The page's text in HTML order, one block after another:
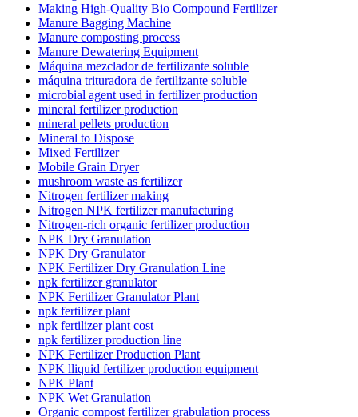
Making High-Quality Bio Compound Fertilizer
Manure Bagging Machine
Manure composting process
Manure Dewatering Equipment
Máquina mezclador de fertilizante soluble
máquina trituradora de fertilizante soluble
microbial agent used in fertilizer production
mineral fertilizer production
mineral pellets production
Mineral to Dispose
Mixed Fertilizer
Mobile Grain Dryer
mushroom waste as fertilizer
Nitrogen fertilizer making
Nitrogen NPK fertilizer manufacturing
Nitrogen-rich organic fertilizer production
NPK Dry Granulation
NPK Dry Granulator
NPK Fertilizer Dry Granulation Line
npk fertilizer granulator
NPK Fertilizer Granulator Plant
npk fertilizer plant
npk fertilizer plant cost
npk fertilizer production line
NPK Fertilizer Production Plant
NPK lliquid fertilizer production equipment
NPK Plant
NPK Wet Granulation
Organic compost fertilizer grabulation process